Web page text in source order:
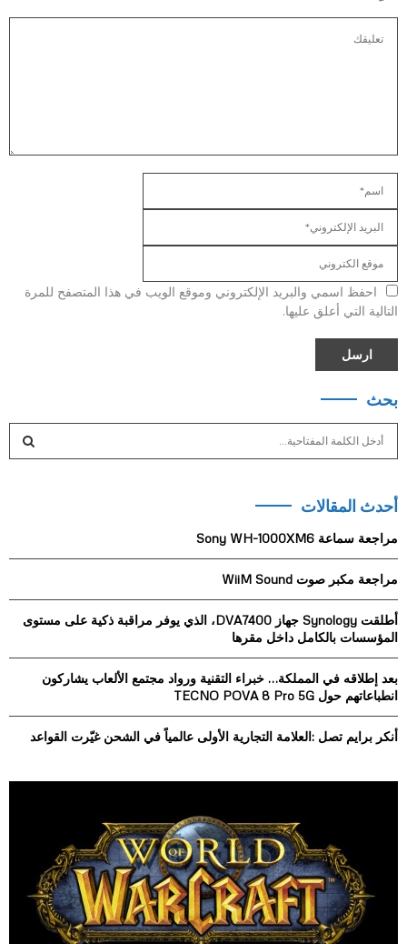
احفظ اسمي والبريد الإلكتروني وموقع الويب في هذا المتصفح للمرة
التالية التي أعلق عليها.
بحث
c
f
r
:
C
H
أحدث المقالات
مراجعة سماعة Sony WH-1000XM6
مراجعة مكبر صوت WiiM Sound
أطلقت Synology جهاز DVA7400، الذي يوفر مراقبة ذكية على مستوى
المؤسسات بالكامل داخل مقرها
بعد إطلاقه في المملكة… خبراء التقنية ورواد مجتمع الألعاب يشاركون
انطباعاتهم حول TECNO POVA 8 Pro 5G
أنكر برايم تصل :العلامة التجارية الأولى عالمياً في الشحن غيّرت القواعد